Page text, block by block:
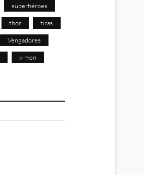
superhéroes
thor tiras
Vengadores
x-men